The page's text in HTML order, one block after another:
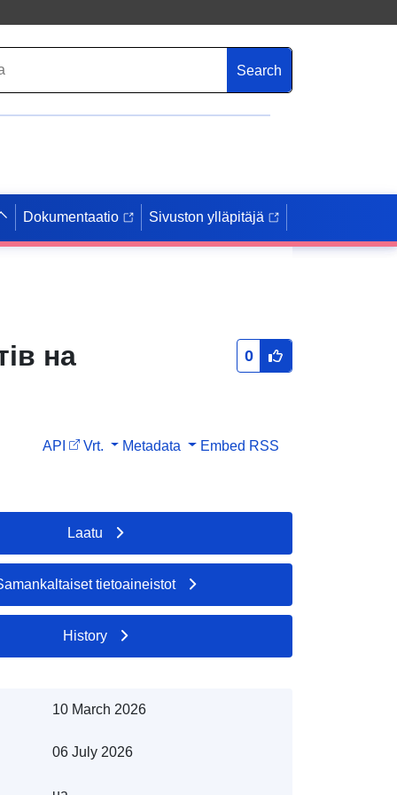
Search
Dokumentaatio Sivuston ylläpitäjä
на
0
API Vrt. Metadata Embed RSS
Laatu
tietoaineistot
History
10 March 2026
06 July 2026